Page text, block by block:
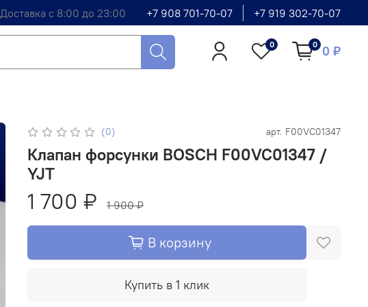
Доставка с 8:00 до 23:00 +7 908 701-70-07 +7 919 302-70-07
0 0 0 ₽
(0) арт. F00VC01347
Клапан форсунки BOSCH F00VC01347 /
YJT
1 700 ₽ 1 900 ₽
В корзину
Купить в 1 клик